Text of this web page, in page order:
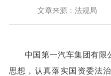
文章来源：法规局
中国第一汽车集团有限
思想，认真落实国资委法